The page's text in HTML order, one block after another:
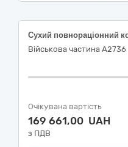
Військова частина А2736
Очікувана вартість
169 661,00 UAH
з ПДВ